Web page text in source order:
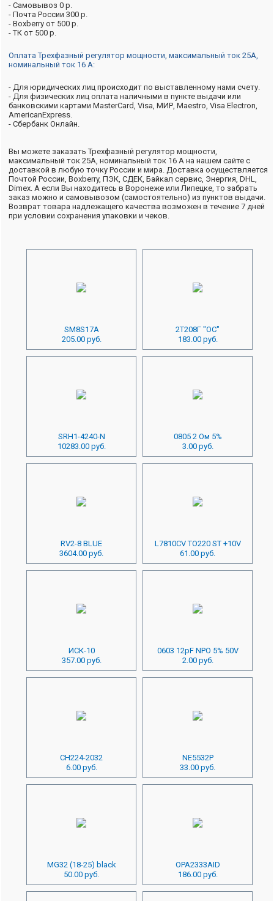
- Самовывоз 0 р.
- Почта России 300 р.
- Boxberry от 500 р.
- ТК от 500 р.
Оплата Трехфазный регулятор мощности, максимальный ток 25А,
номинальный ток 16 А:
- Для юридических лиц происходит по выставленному нами счету.
- Для физических лиц оплата наличными в пункте выдачи или
банковскими картами MasterCard, Visa, МИР, Maestro, Visa Electron,
AmericanExpress.
- Сбербанк Онлайн.
Вы можете заказать Трехфазный регулятор мощности,
максимальный ток 25А, номинальный ток 16 А на нашем сайте с
доставкой в любую точку России и мира. Доставка осуществляется
Почтой России, Boxberry, ПЭК, СДЕК, Байкал сервис, Энергия, DHL,
Dimex. А если Вы находитесь в Воронеже или Липецке, то забрать
заказ можно и самовывозом (самостоятельно) из пунктов выдачи.
Возврат товара надлежащего качества возможен в течение 7 дней
при условии сохранения упаковки и чеков.
SM8S17A
205.00 руб.
2Т208Г "ОС"
183.00 руб.
SRH1-4240-N
10283.00 руб.
0805 2 Ом 5%
3.00 руб.
RV2-8 BLUE
3604.00 руб.
L7810CV TO220 ST +10V
61.00 руб.
ИСК-10
357.00 руб.
0603 12pF NPO 5% 50V
2.00 руб.
CH224-2032
6.00 руб.
NE5532P
33.00 руб.
MG32 (18-25) black
50.00 руб.
OPA2333AID
186.00 руб.